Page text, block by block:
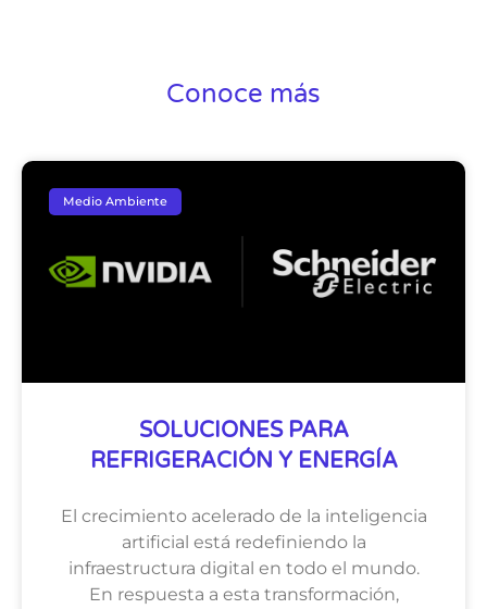
Conoce más
Medio Ambiente
SOLUCIONES PARA
REFRIGERACIÓN Y ENERGÍA
El crecimiento acelerado de la inteligencia
artificial está redefiniendo la
infraestructura digital en todo el mundo.
En respuesta a esta transformación,